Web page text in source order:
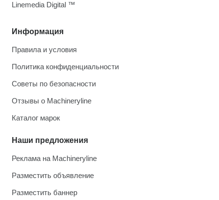
Информация
Правила и условия
Политика конфиденциальности
Советы по безопасности
Отзывы о Machineryline
Каталог марок
Наши предложения
Реклама на Machineryline
Разместить объявление
Разместить баннер
Linemedia Digital ™